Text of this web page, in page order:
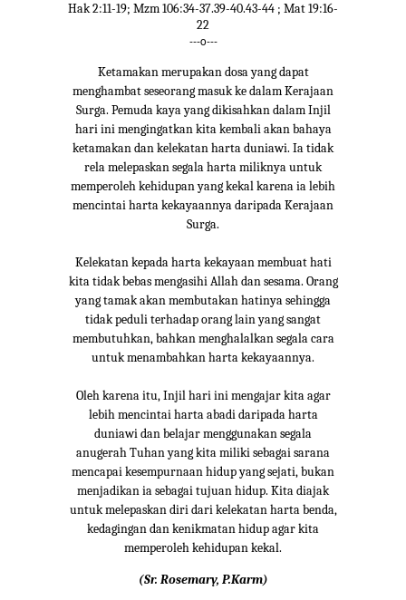
Hak 2:11-19; Mzm 106:34-37.39-40.43-44 ; Mat 19:16-
22
---o---
Ketamakan merupakan dosa yang dapat
menghambat seseorang masuk ke dalam Kerajaan
Surga. Pemuda kaya yang dikisahkan dalam Injil
hari ini mengingatkan kita kembali akan bahaya
ketamakan dan kelekatan harta duniawi. Ia tidak
rela melepaskan segala harta miliknya untuk
memperoleh kehidupan yang kekal karena ia lebih
mencintai harta kekayaannya daripada Kerajaan
Surga.
Kelekatan kepada harta kekayaan membuat hati
kita tidak bebas mengasihi Allah dan sesama. Orang
yang tamak akan membutakan hatinya sehingga
tidak peduli terhadap orang lain yang sangat
membutuhkan, bahkan menghalalkan segala cara
untuk menambahkan harta kekayaannya.
Oleh karena itu, Injil hari ini mengajar kita agar
lebih mencintai harta abadi daripada harta
duniawi dan belajar menggunakan segala
anugerah Tuhan yang kita miliki sebagai sarana
mencapai kesempurnaan hidup yang sejati, bukan
menjadikan ia sebagai tujuan hidup. Kita diajak
untuk melepaskan diri dari kelekatan harta benda,
kedagingan dan kenikmatan hidup agar kita
memperoleh kehidupan kekal.
(Sr. Rosemary, P.Karm)